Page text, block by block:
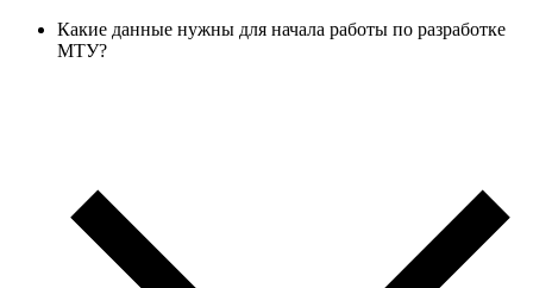
Какие данные нужны для начала работы по разработке
МТУ?